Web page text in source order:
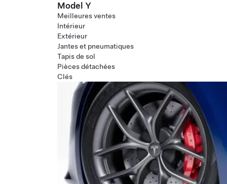
Model Y
Meilleures ventes
Intérieur
Extérieur
Jantes et pneumatiques
Tapis de sol
Pièces détachées
Clés